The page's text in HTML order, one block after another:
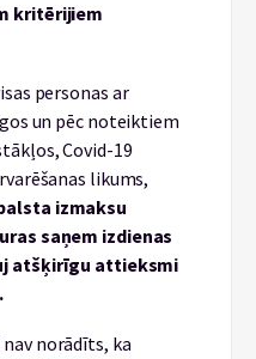
kritērijiem
personas ar
un pēc noteiktiem
Covid-19
likums,
izmaksu
saņem izdienas
atšķirīgu attieksmi
norādīts, ka